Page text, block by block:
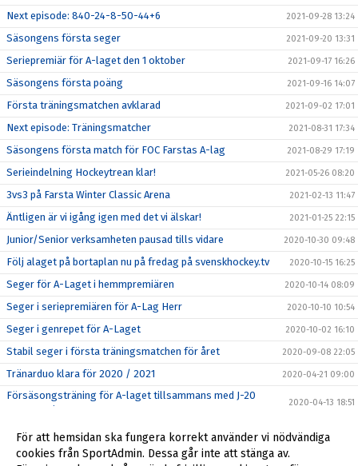
Next episode: 840-24-8-50-44+6 2021-09-28 13:24
Säsongens första seger 2021-09-20 13:31
Seriepremiär för A-laget den 1 oktober 2021-09-17 16:26
Säsongens första poäng 2021-09-16 14:07
Första träningsmatchen avklarad 2021-09-02 17:01
Next episode: Träningsmatcher 2021-08-31 17:34
Säsongens första match för FOC Farstas A-lag 2021-08-29 17:19
Serieindelning Hockeytrean klar! 2021-05-26 08:20
3vs3 på Farsta Winter Classic Arena 2021-02-13 11:47
Äntligen är vi igång igen med det vi älskar! 2021-01-25 22:15
Junior/Senior verksamheten pausad tills vidare 2020-10-30 09:48
Följ alaget på bortaplan nu på fredag på svenskhockey.tv 2020-10-15 16:25
Seger för A-Laget i hemmpremiären 2020-10-14 08:09
Seger i seriepremiären för A-Lag Herr 2020-10-10 10:54
Seger i genrepet för A-Laget 2020-10-02 16:10
Stabil seger i första träningsmatchen för året 2020-09-08 22:05
Tränarduo klara för 2020 / 2021 2020-04-21 09:00
Försäsongsträning för A-laget tillsammans med J-20
samt J-18 lagen
2020-04-13 18:51
Seger och kvalplats för A-Laget 2020-02-26 19:05
Truppnytt 2020-01-04 02:08
För att hemsidan ska fungera korrekt använder vi nödvändiga
cookies från SportAdmin. Dessa går inte att stänga av.